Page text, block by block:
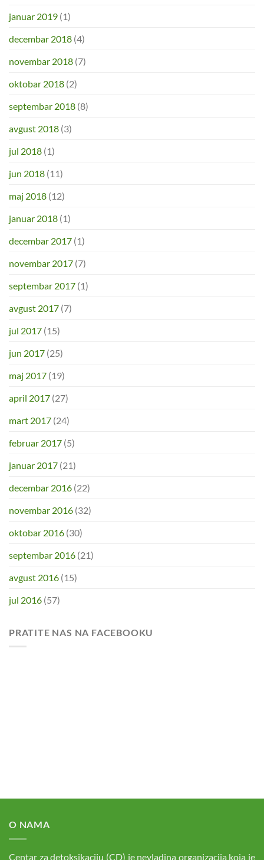
januar 2019 (1)
decembar 2018 (4)
novembar 2018 (7)
oktobar 2018 (2)
septembar 2018 (8)
avgust 2018 (3)
jul 2018 (1)
jun 2018 (11)
maj 2018 (12)
januar 2018 (1)
decembar 2017 (1)
novembar 2017 (7)
septembar 2017 (1)
avgust 2017 (7)
jul 2017 (15)
jun 2017 (25)
maj 2017 (19)
april 2017 (27)
mart 2017 (24)
februar 2017 (5)
januar 2017 (21)
decembar 2016 (22)
novembar 2016 (32)
oktobar 2016 (30)
septembar 2016 (21)
avgust 2016 (15)
jul 2016 (57)
PRATITE NAS NA FACEBOOKU
O NAMA
Centar za detoksikaciju (CD) je nevladina organizacija koja je